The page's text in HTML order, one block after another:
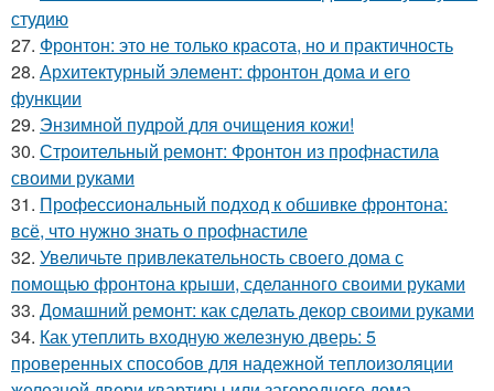
студию
27. Фронтон: это не только красота, но и практичность
28. Архитектурный элемент: фронтон дома и его
функции
29. Энзимной пудрой для очищения кожи!
30. Строительный ремонт: Фронтон из профнастила
своими руками
31. Профессиональный подход к обшивке фронтона:
всё, что нужно знать о профнастиле
32. Увеличьте привлекательность своего дома с
помощью фронтона крыши, сделанного своими руками
33. Домашний ремонт: как сделать декор своими руками
34. Как утеплить входную железную дверь: 5
проверенных способов для надежной теплоизоляции